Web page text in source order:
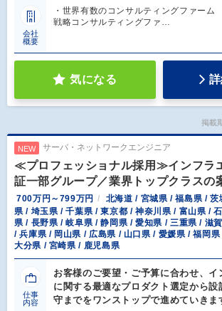
会社
概要
・世界有数のコンサルティングファーム
戦略コンサルティングファ…
気になる
掲載
NEW サーバ・ネットワークエンジニア
≪プロフェッショナル採用≫インフラ
証一部グループ／業界トップクラスの
700万円～799万円
北海道 / 宮城県 / 福島県 /
県 / 埼玉県 / 千葉県 / 東京都 / 神奈川県 / 富山県 /
県 / 長野県 / 岐阜県 / 静岡県 / 愛知県 / 三重県 / 滋
/ 兵庫県 / 岡山県 / 広島県 / 山口県 / 愛媛県 / 福岡
大分県 / 宮崎県 / 鹿児島県
仕事
内容
お客様のご要望・ご予算に合わせ、イ
に関する最適なプロダクト選定から設
守までをワンストップで進めていきま